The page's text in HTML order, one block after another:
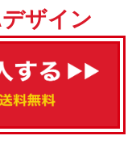
ザイン